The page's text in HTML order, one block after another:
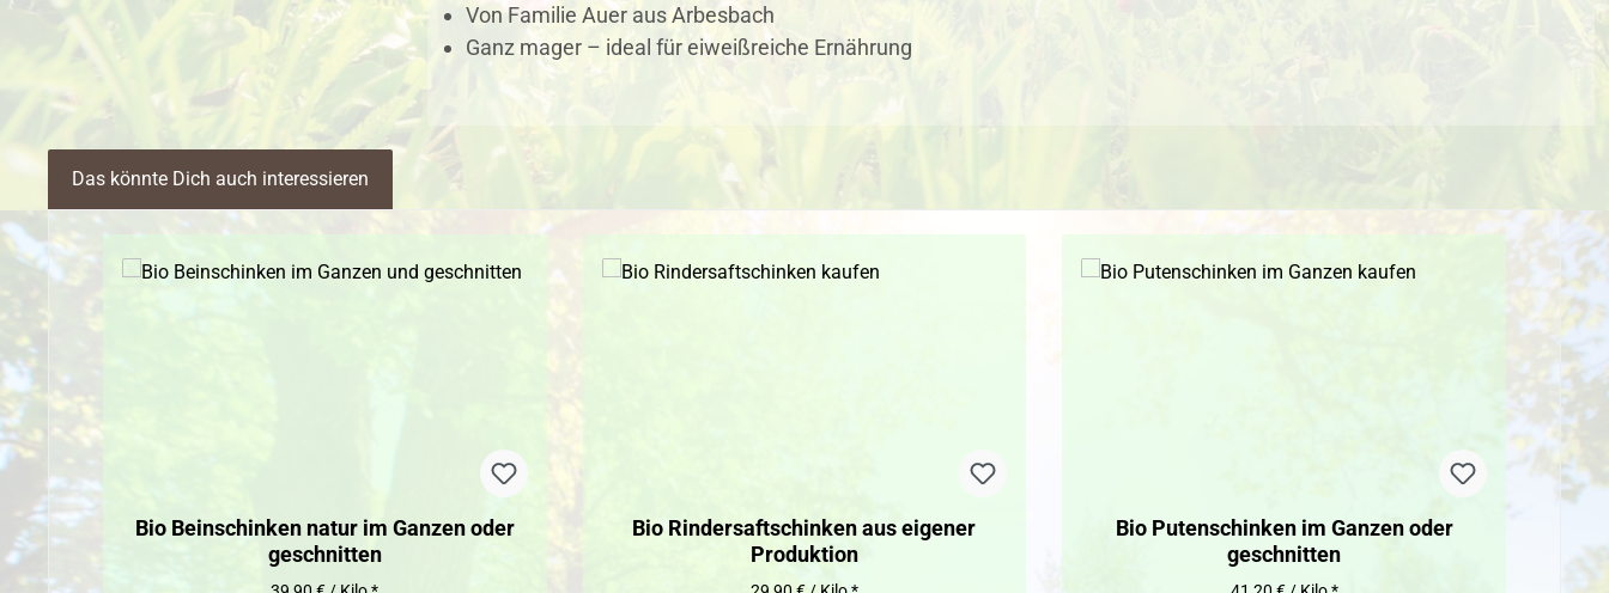
Von Familie Auer aus Arbesbach
Ganz mager – ideal für eiweißreiche Ernährung
Das könnte Dich auch interessieren
Bio Beinschinken natur im Ganzen oder
geschnitten
Bio Rindersaftschinken aus eigener
Produktion
Bio Putenschinken im Ganzen oder
geschnitten